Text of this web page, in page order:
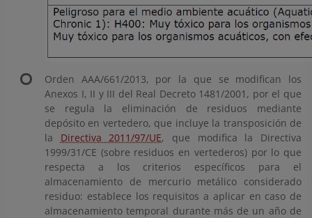
Orden AAA/661/2013, por la que se modifican los
Anexos I, II y III del Real Decreto 1481/2001, por el que
se regula la eliminación de residuos mediante
depósito en vertedero, que incluye la transposición de
la Directiva 2011/97/UE, que modifica la Directiva
1999/31/CE (sobre residuos en vertederos) por lo que
respecta a los criterios específicos para el
almacenamiento de mercurio metálico considerado
residuo: establece los requisitos a aplicar en caso de
almacenamiento temporal durante más de un año de